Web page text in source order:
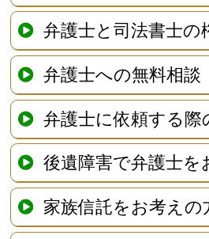
弁護士と司法書士の
弁護士への無料相談
弁護士に依頼する際
後遺障害で弁護士を
家族信託をお考えの